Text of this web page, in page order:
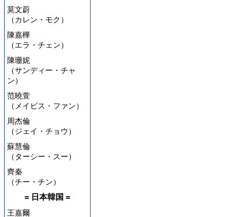
莫文蔚
（カレン・モク）
陳嘉樺
（エラ・チェン）
陳珊妮
（サンディー・チャ
ン）
范曉萱
（メイビス・ファン）
周杰倫
（ジェイ・チョウ）
蘇慧倫
（ターシー・スー）
齊秦
（チー・チン）
= 日本韓国 =
王嘉爾